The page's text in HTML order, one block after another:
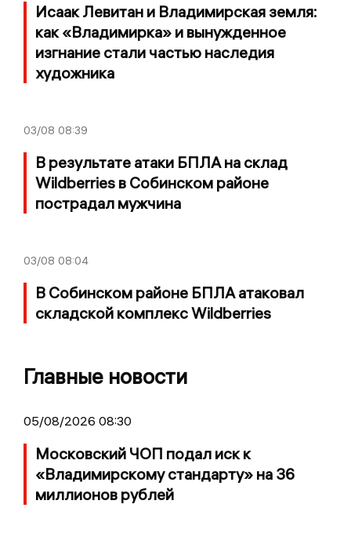
Исаак Левитан и Владимирская земля:
как «Владимирка» и вынужденное
изгнание стали частью наследия
художника
03/08 08:39
В результате атаки БПЛА на склад
Wildberries в Собинском районе
пострадал мужчина
03/08 08:04
В Собинском районе БПЛА атаковал
складской комплекс Wildberries
Главные новости
05/08/2026 08:30
Московский ЧОП подал иск к
«Владимирскому стандарту» на 36
миллионов рублей